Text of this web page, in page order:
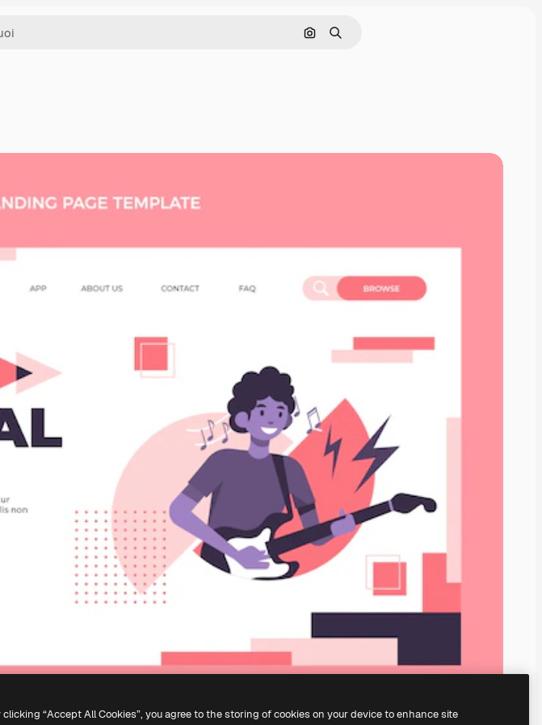
Rechercher par image
Rechercher
clicking “Accept All Cookies”, you agree to the storing of cookies on your device to enhance site